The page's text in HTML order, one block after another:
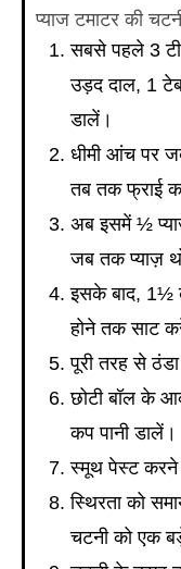
प्याज टमाटर की
सबसे पहले 3
उड़द दाल, 1
डालें।
धीमी आंच पर
तब तक फ्राई
अब इसमें ½
जब तक प्याज़
इसके बाद, 1½
होने तक साट
पूरी तरह से
छोटी बॉल के
कप पानी डालें।
स्मूथ पेस्ट
स्थिरता को
चटनी को एक